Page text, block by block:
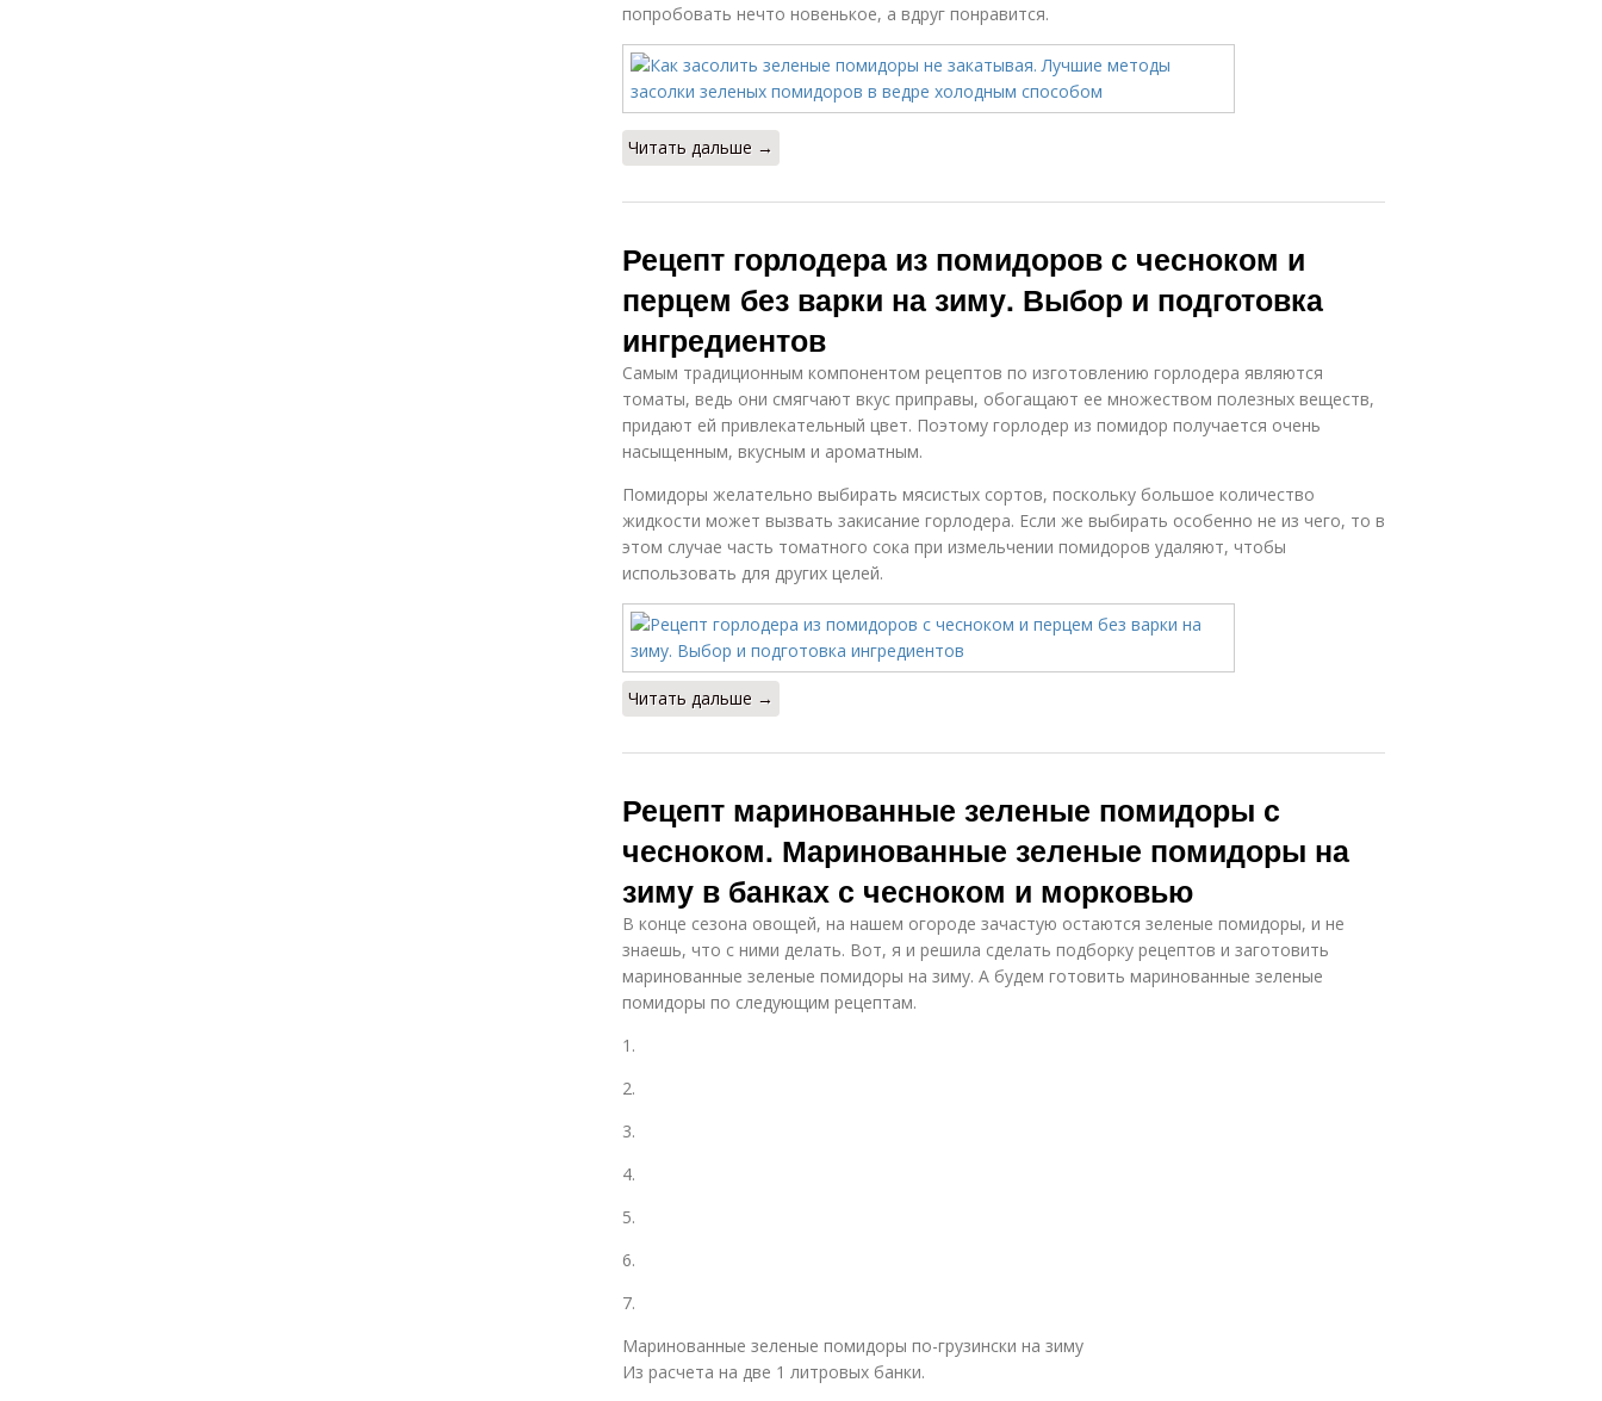
попробовать нечто новенькое, а вдруг понравится.
Читать дальше →
Рецепт горлодера из помидоров с чесноком и
перцем без варки на зиму. Выбор и подготовка
ингредиентов
Самым традиционным компонентом рецептов по изготовлению горлодера являются
томаты, ведь они смягчают вкус приправы, обогащают ее множеством полезных веществ,
придают ей привлекательный цвет. Поэтому горлодер из помидор получается очень
насыщенным, вкусным и ароматным.
Помидоры желательно выбирать мясистых сортов, поскольку большое количество
жидкости может вызвать закисание горлодера. Если же выбирать особенно не из чего, то в
этом случае часть томатного сока при измельчении помидоров удаляют, чтобы
использовать для других целей.
Читать дальше →
Рецепт маринованные зеленые помидоры с
чесноком. Маринованные зеленые помидоры на
зиму в банках с чесноком и морковью
В конце сезона овощей, на нашем огороде зачастую остаются зеленые помидоры, и не
знаешь, что с ними делать. Вот, я и решила сделать подборку рецептов и заготовить
маринованные зеленые помидоры на зиму. А будем готовить маринованные зеленые
помидоры по следующим рецептам.
1.
2.
3.
4.
5.
6.
7.
Маринованные зеленые помидоры по-грузински на зиму
Из расчета на две 1 литровых банки.